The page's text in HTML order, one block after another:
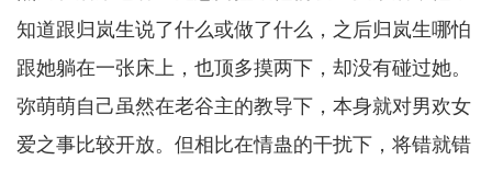
知道跟归岚生说了什么或做了什么，之后归岚生哪怕
跟她躺在一张床上，也顶多摸两下，却没有碰过她。
弥萌萌自己虽然在老谷主的教导下，本身就对男欢女
爱之事比较开放。但相比在情蛊的干扰下，将错就错